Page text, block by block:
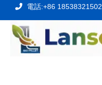
電話:+86 18538321502